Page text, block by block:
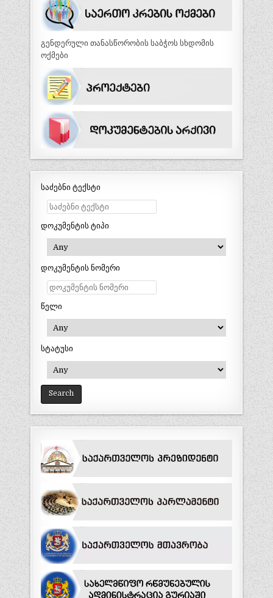
გენდერული თანასწორობის საბჭოს სხდომის
ოქმები
საძებნი ტექსტი
დოკუმენტის ტიპი
დოკუმენტის ნომერი
წელი
სტატუსი